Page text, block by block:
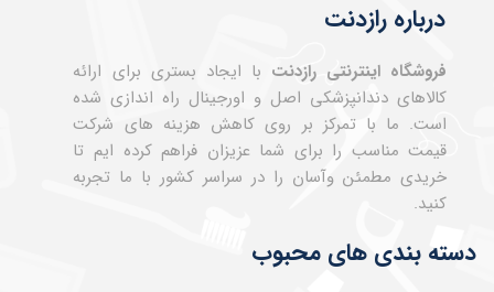
درباره رازدنت
فروشگاه اینترنتی رازدنت با ایجاد بستری برای ارائه
کالاهای دندانپزشکی اصل و اورجینال راه اندازی شده
است. ما با تمرکز بر روی کاهش هزینه های شرکت
قیمت مناسب را برای شما عزیزان فراهم کرده ایم تا
خریدی مطمئن وآسان را در سراسر کشور با ما تجربه
کنید.
دسته بندی های محبوب